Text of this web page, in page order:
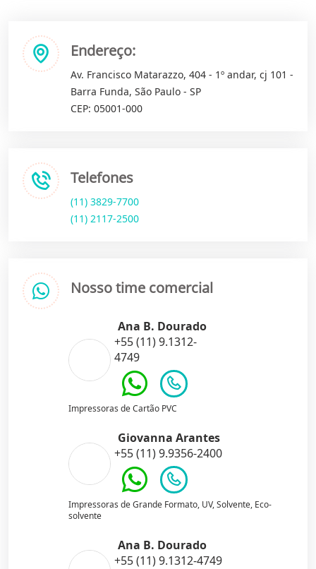
Endereço:
Av. Francisco Matarazzo, 404 - 1º andar, cj 101 -
Barra Funda, São Paulo - SP
CEP: 05001-000
Telefones
(11) 3829-7700
(11) 2117-2500
Nosso time comercial
Ana B. Dourado
+55 (11) 9.1312-
4749
Impressoras de Cartão PVC
Giovanna Arantes
+55 (11) 9.9356-2400
Impressoras de Grande Formato, UV, Solvente, Eco-
solvente
Ana B. Dourado
+55 (11) 9.1312-4749